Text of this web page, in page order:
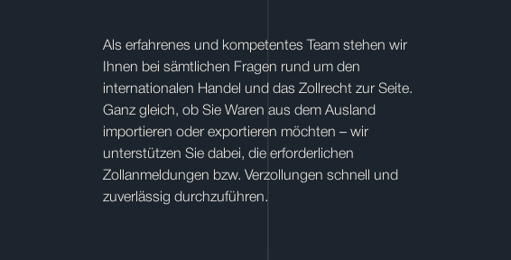
Als erfahrenes und kompetentes Team stehen wir
Ihnen bei sämtlichen Fragen rund um den
internationalen Handel und das Zollrecht zur Seite.
Ganz gleich, ob Sie Waren aus dem Ausland
importieren oder exportieren möchten – wir
unterstützen Sie dabei, die erforderlichen
Zollanmeldungen bzw. Verzollungen schnell und
zuverlässig durchzuführen.